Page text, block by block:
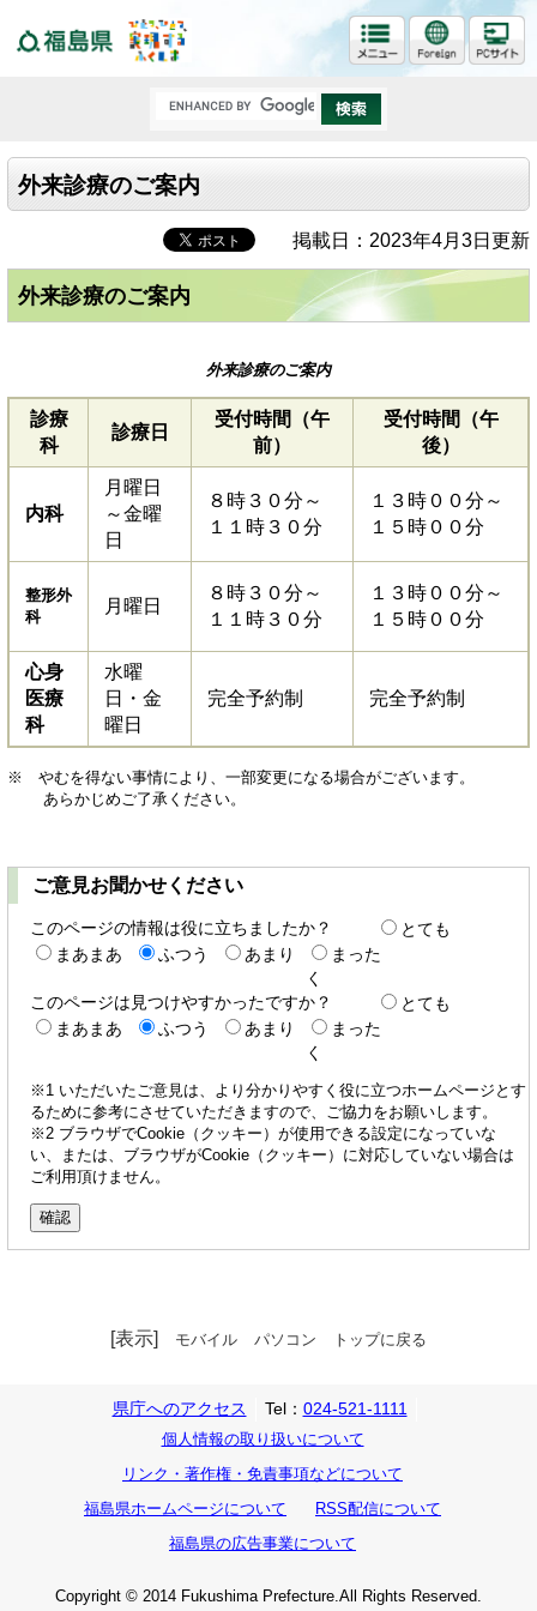
外来診療のご案内
掲載日：2023年4月3日更新
外来診療のご案内
外来診療のご案内
診療
科
診療日
受付時間（午
前）
受付時間（午
後）
内科
月曜日
～金曜
日
８時３０分～
１１時３０分
１３時００分～
１５時００分
整形外
科
月曜日
８時３０分～
１１時３０分
１３時００分～
１５時００分
心身
医療
科
水曜
日・金
曜日
完全予約制 完全予約制
※ やむを得ない事情により、一部変更になる場合がございます。
あらかじめご了承ください。
ご意見お聞かせください
このページの情報は役に立ちましたか？
とても
まあまあ
ふつう あまり
まった
く
このページは見つけやすかったですか？
とても
まあまあ
ふつう あまり
まった
く
※1 いただいたご意見は、より分かりやすく役に立つホームページとす
るために参考にさせていただきますので、ご協力をお願いします。
※2 ブラウザでCookie（クッキー）が使用できる設定になっていな
い、または、ブラウザがCookie（クッキー）に対応していない場合は
ご利用頂けません。
[表示] モバイル パソコン トップに戻る
県庁へのアクセス Tel： 024-521-1111
個人情報の取り扱いについて
リンク・著作権・免責事項などについて
福島県ホームページについて
RSS配信について
福島県の広告事業について
Copyright © 2014 Fukushima Prefecture.All Rights Reserved.